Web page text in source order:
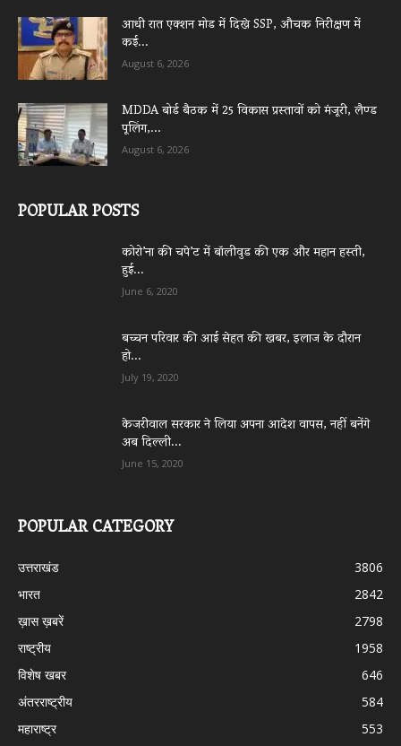
आधी रात एक्शन मोड में दिखे SSP, औचक निरीक्षण में
कई...
August 6, 2026
MDDA बोर्ड बैठक में 25 विकास प्रस्तावों को मंजूरी, लैण्ड
पूलिंग,...
August 6, 2026
POPULAR POSTS
कोरो’ना की चपे’ट में बॉलीवुड की एक और महान हस्ती,
हुई...
June 6, 2020
बच्चन परिवार की आई सेहत की खबर, इलाज के दौरान
हो...
July 19, 2020
केजरीवाल सरकार ने लिया अपना आदेश वापस, नहीं बनेंगे
अब दिल्ली...
June 15, 2020
POPULAR CATEGORY
उत्तराखंड
3806
भारत
2842
ख़ास ख़बरें
2798
राष्ट्रीय
1958
विशेष खबर
646
अंतरराष्ट्रीय
584
महाराष्ट्र
553